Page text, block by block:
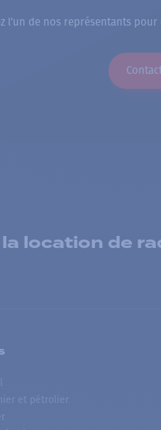
l’un de nos représentants
location de
et pétrolier